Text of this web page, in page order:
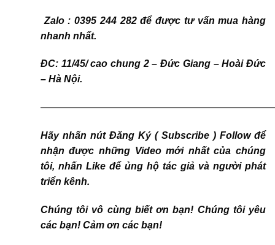
Zalo : 0395 244 282 để được tư vấn mua hàng
nhanh nhất.
ĐC: 11/45/ cao chung 2 – Đức Giang – Hoài Đức
– Hà Nội.
Hãy nhấn nút Đăng Ký ( Subscribe ) Follow để
nhận được những Video mới nhất của chúng
tôi, nhấn Like để ủng hộ tác giả và người phát
triển kênh.
Chúng tôi vô cùng biết ơn bạn! Chúng tôi yêu
các bạn! Cảm ơn các bạn!